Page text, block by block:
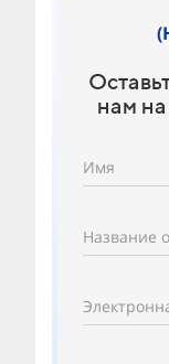
нам
Имя
Название